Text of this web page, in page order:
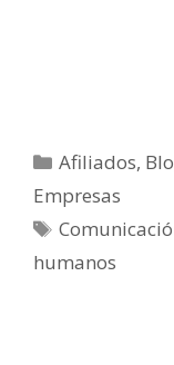
Afiliados,
Empresas
humanos